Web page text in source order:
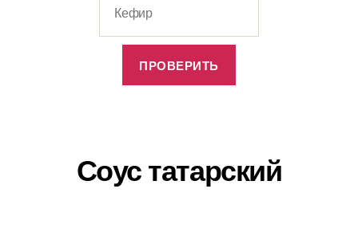
Соус татарский